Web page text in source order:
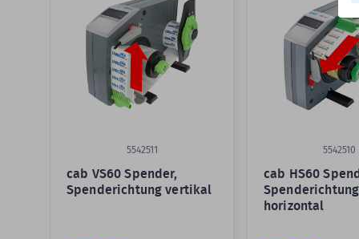
cab VS60 Spender,
Spenderichtung vertikal
5542511
cab HS60
Spenderichtung
horizontal
5542510